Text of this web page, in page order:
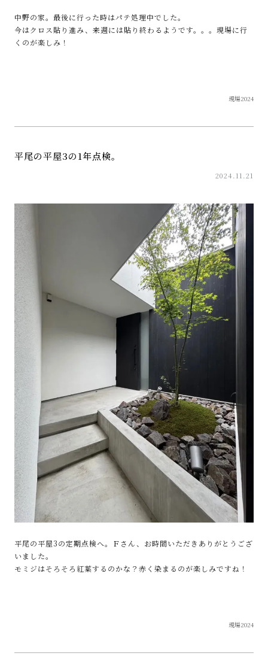
中野の家。最後に行った時はパテ処理中でした。
今はクロス貼り進み、来週には貼り終わるようです。。。現場に行
くのが楽しみ！
現場2024
平尾の平屋3の1年点検。
2024.11.21
平尾の平屋3の定期点検へ。Ｆさん、お時間いただきありがとうござ
いました。
モミジはそろそろ紅葉するのかな？赤く染まるのが楽しみですね！
現場2024